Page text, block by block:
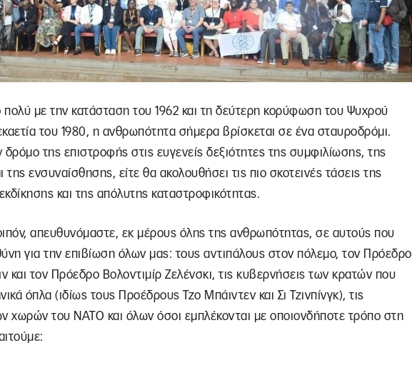
πολύ με την κατάσταση του 1962 και τη δεύτερη κορύφωση του Ψυχρού
του 1980, η ανθρωπότητα σήμερα βρίσκεται σε ένα σταυροδρόμι.
δρόμο της επιστροφής στις ευγενείς δεξιότητες της συμφιλίωσης, της
της ενσυναίσθησης, είτε θα ακολουθήσει τις πιο σκοτεινές τάσεις της
και της απόλυτης καταστροφικότητας.
απευθυνόμαστε, εκ μέρους όλης της ανθρωπότητας, σε αυτούς που
για την επιβίωση όλων μας: τους αντιπάλους στον πόλεμο, τον Πρόεδρο
και τον Πρόεδρο Βολοντιμίρ Ζελένσκι, τις κυβερνήσεις των κρατών που
όπλα (ιδίως τους Προέδρους Τζο Μπάιντεν και Σι Τζινπίνγκ), τις
χωρών του ΝΑΤΟ και όλων όσοι εμπλέκονται με οποιονδήποτε τρόπο στη